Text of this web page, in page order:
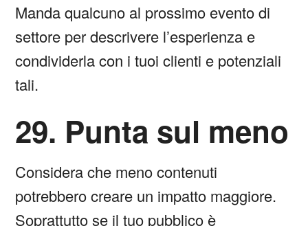
Manda qualcuno al prossimo evento di
settore per descrivere l’esperienza e
condividerla con i tuoi clienti e potenziali
tali.
29. Punta sul meno
Considera che meno contenuti
potrebbero creare un impatto maggiore.
Soprattutto se il tuo pubblico è